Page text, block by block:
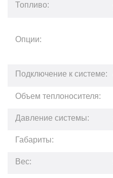
Топливо:
Опции:
Подключение к системе:
Объем теплоносителя:
Давление системы:
Габариты:
Вес: